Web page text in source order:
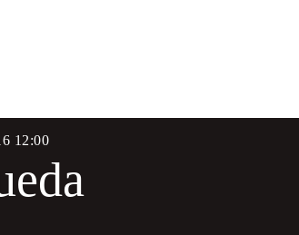
12:00
června 2016